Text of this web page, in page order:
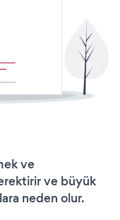
ve
ve büyük
neden olur.